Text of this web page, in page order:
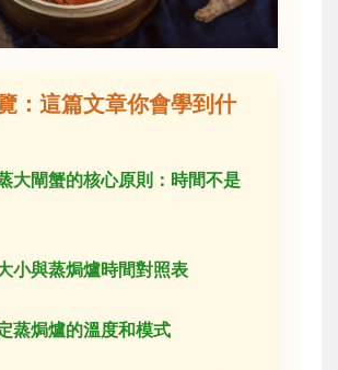
：這篇文章你會學到什
大閘蟹的核心原則：時間不是
小與蒸焗爐時間對照表
蒸焗爐的溫度和模式